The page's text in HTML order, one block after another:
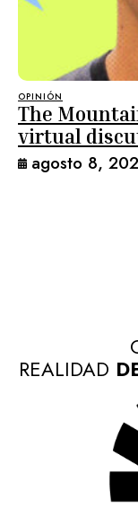
OPINIÓN
The
virtual
agosto 8,
REALIDAD